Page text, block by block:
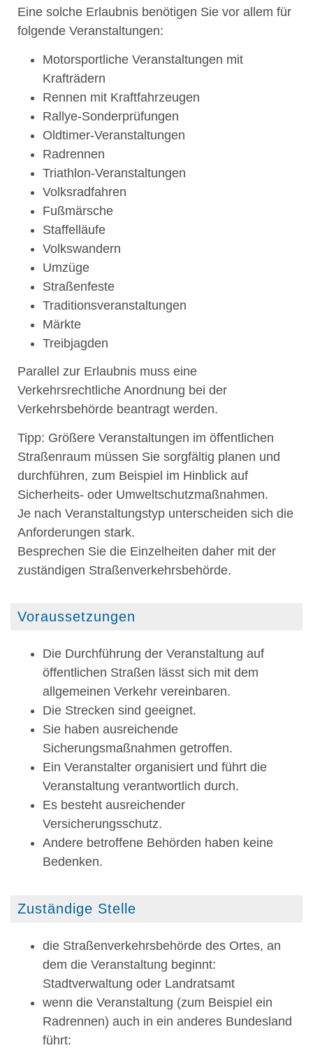
Eine solche Erlaubnis benötigen Sie vor allem für
folgende Veranstaltungen:
Motorsportliche Veranstaltungen mit
Krafträdern
Rennen mit Kraftfahrzeugen
Rallye-Sonderprüfungen
Oldtimer-Veranstaltungen
Radrennen
Triathlon-Veranstaltungen
Volksradfahren
Fußmärsche
Staffelläufe
Volkswandern
Umzüge
Straßenfeste
Traditionsveranstaltungen
Märkte
Treibjagden
Parallel zur Erlaubnis muss eine
Verkehrsrechtliche Anordnung bei der
Verkehrsbehörde beantragt werden.
Tipp: Größere Veranstaltungen im öffentlichen
Straßenraum müssen Sie sorgfältig planen und
durchführen, zum Beispiel im Hinblick auf
Sicherheits- oder Umweltschutzmaßnahmen.
Je nach Veranstaltungstyp unterscheiden sich die
Anforderungen stark.
Besprechen Sie die Einzelheiten daher mit der
zuständigen Straßenverkehrsbehörde.
Voraussetzungen
Die Durchführung der Veranstaltung auf
öffentlichen Straßen lässt sich mit dem
allgemeinen Verkehr vereinbaren.
Die Strecken sind geeignet.
Sie haben ausreichende
Sicherungsmaßnahmen getroffen.
Ein Veranstalter organisiert und führt die
Veranstaltung verantwortlich durch.
Es besteht ausreichender
Versicherungsschutz.
Andere betroffene Behörden haben keine
Bedenken.
Zuständige Stelle
die Straßenverkehrsbehörde des Ortes, an
dem die Veranstaltung beginnt:
Stadtverwaltung oder Landratsamt
wenn die Veranstaltung (zum Beispiel ein
Radrennen) auch in ein anderes Bundesland
führt: